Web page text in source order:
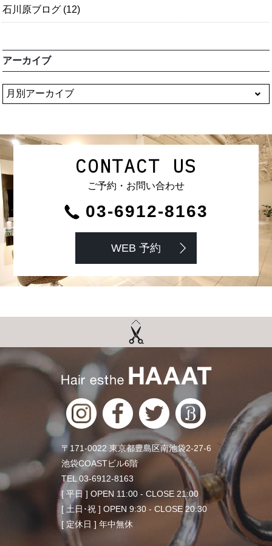
石川原ブログ (12)
アーカイブ
CONTACT US
ご予約・お問い合わせ
03-6912-8163
WEB 予約
〒171-0022 東京都豊島区南池袋2-27-6
池袋COASTビル6階
TEL 03-6912-8163
[ 平日 ] OPEN 11:00 - CLOSE 21:00
[ 土日･祝 ] OPEN 9:30 - CLOSE 20:30
[ 定休日 ] 年中無休